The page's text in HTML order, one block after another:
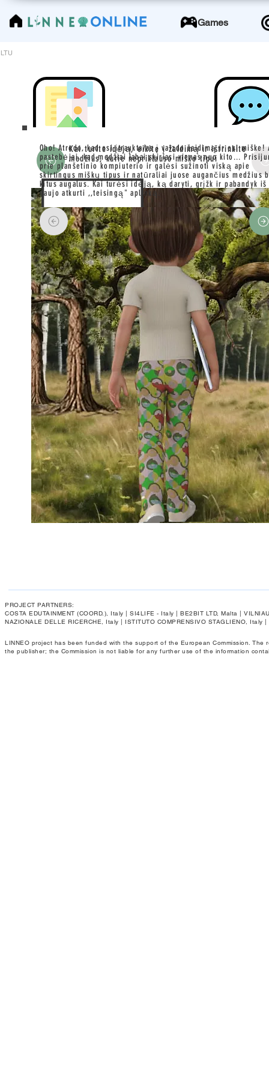
LinneoOnline Games
LTU
Kai turite idėją, eikite į žaidimą ir ištrinkite
medžius, kurie nepriklauso miško tipui
Oho! Atrodo, kad esi įtraukta/as į vaizdo žaidimą ir esi miške!
pastebėjai, kad medžiai labai skiriasi vienas nuo kito...
prie planšetinio kompiuterio ir galėsi sužinoti viską apie
skirtingus miškų tipus ir natūraliai juose augančius medžius
kitus augalus. Kai turėsi idėją, ką daryti, grįžk ir pabandyk iš
naujo atkurti ,,teisingą" aplinką.
PROJECT PARTNERS:
COSTA EDUTAINMENT (COORD.), Italy | SI4LIFE - Italy | BE2BIT LTD, Malta |
NAZIONALE DELLE RICERCHE, Italy | ISTITUTO COMPRENSIVO STAGLIENO, Italy
LINNEO project has been funded with the support of the European Commission.
the publisher; the Commission is not liable for any further use of the information